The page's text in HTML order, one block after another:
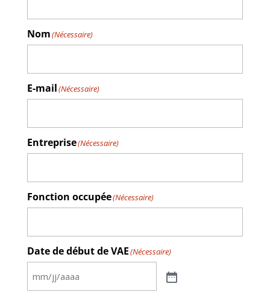
Nom(Nécessaire)
E-mail(Nécessaire)
Entreprise(Nécessaire)
Fonction occupée(Nécessaire)
Date de début de VAE(Nécessaire)